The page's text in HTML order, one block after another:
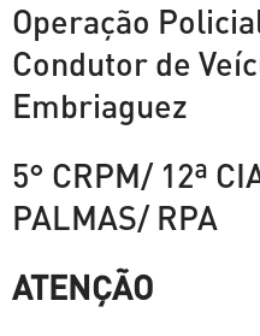
Operação
Condutor de
Embriaguez
5° CRPM/ 12ª
PALMAS/ RPA
ATENÇÃO